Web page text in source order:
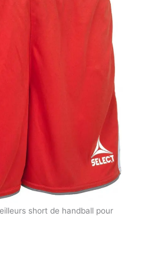
short de handball pour